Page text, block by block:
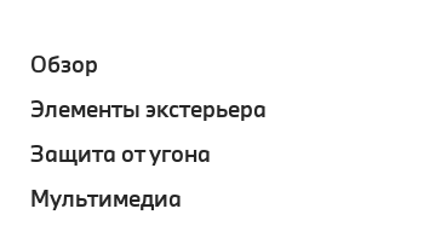
Обзор
Элементы экстерьера
Защита от угона
Мультимедиа